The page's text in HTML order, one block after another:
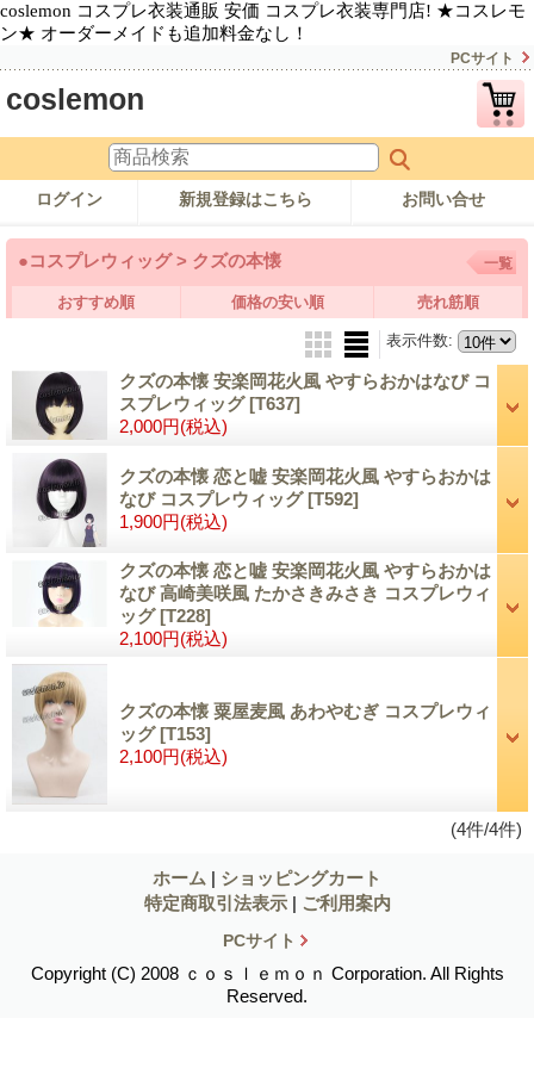
coslemon コスプレ衣装通販 安価 コスプレ衣装専門店! ★コスレモ
ン★ オーダーメイドも追加料金なし！
PCサイト
coslemon
ログイン 新規登録はこちら お問い合せ
●コスプレウィッグ > クズの本懐 一覧
おすすめ順 価格の安い順 売れ筋順
表示件数:
クズの本懐 安楽岡花火風 やすらおかはなび コ
スプレウィッグ[T637]
2,000円(税込)
クズの本懐 恋と嘘 安楽岡花火風 やすらおかは
なび コスプレウィッグ[T592]
1,900円(税込)
クズの本懐 恋と嘘 安楽岡花火風 やすらおかは
なび 高崎美咲風 たかさきみさき コスプレウィ
ッグ[T228]
2,100円(税込)
クズの本懐 粟屋麦風 あわやむぎ コスプレウィ
ッグ[T153]
2,100円(税込)
(4件/4件)
ホーム | ショッピングカート
特定商取引法表示 | ご利用案内
PCサイト
Copyright (C) 2008 ｃｏｓｌｅｍｏｎ Corporation. All Rights
Reserved.